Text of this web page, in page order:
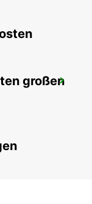
großen